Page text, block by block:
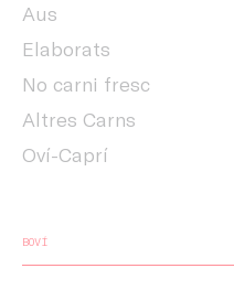
Aus
Elaborats
No carni fresc
Altres Carns
Oví-Caprí
BOVÍ